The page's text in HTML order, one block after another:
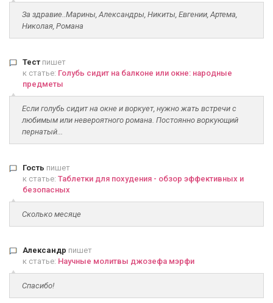
За здравие..Марины, Александры, Никиты, Евгении, Артема,
Николая, Романа
Тест пишет
к статье: Голубь сидит на балконе или окне: народные
предметы
Если голубь сидит на окне и воркует, нужно жать встречи с
любимым или невероятного романа. Постоянно воркующий
пернатый...
Гость пишет
к статье: Таблетки для похудения - обзор эффективных и
безопасных
Сколько месяце
Александр пишет
к статье: Научные молитвы джозефа мэрфи
Спасибо!